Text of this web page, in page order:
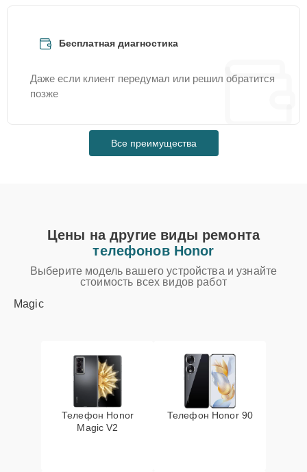
Бесплатная диагностика
Даже если клиент передумал или решил обратится
позже
Все преимущества
Цены на другие виды ремонта
телефонов Honor
Выберите модель вашего устройства и узнайте
стоимость всех видов работ
Magic
Телефон Honor
Magic V2
Телефон Honor 90